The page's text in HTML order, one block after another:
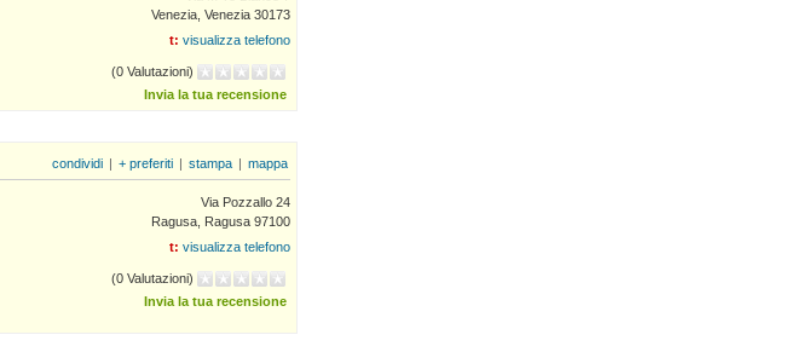
Venezia, Venezia 30173
t: visualizza telefono
(0 Valutazioni)
Invia la tua recensione
condividi + preferiti stampa mappa
Via Pozzallo 24
Ragusa, Ragusa 97100
t: visualizza telefono
(0 Valutazioni)
Invia la tua recensione